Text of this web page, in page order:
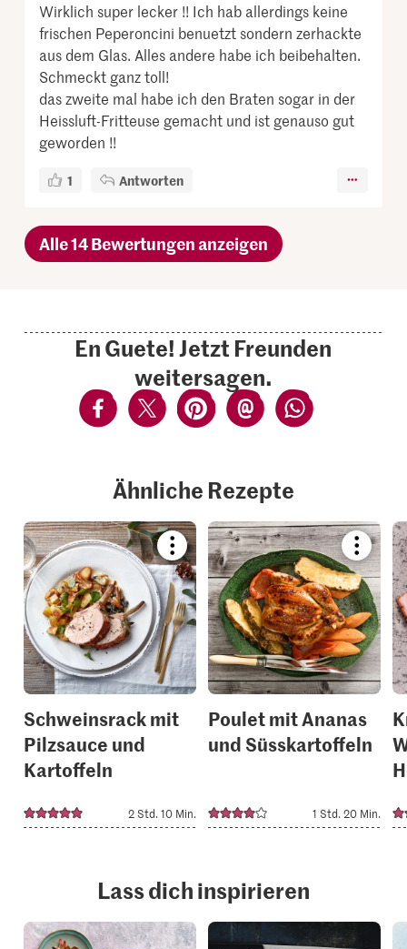
Wirklich super lecker !! Ich hab allerdings keine
frischen Peperoncini benuetzt sondern zerhackte
aus dem Glas. Alles andere habe ich beibehalten.
Schmeckt ganz toll!
das zweite mal habe ich den Braten sogar in der
Heissluft-Fritteuse gemacht und ist genauso gut
geworden !!
1 Antworten
Alle 14 Bewertungen anzeigen
En Guete! Jetzt Freunden
weitersagen.
Ähnliche Rezepte
Bookmark
recipe
or
add
it
to
your
collections.
Schweinsrack mit
Pilzsauce und
Kartoffeln
2 Std. 10 Min.
recipe
or
add
it
to
your
Poulet mit Ananas
und Süsskartoffeln
1 Std. 20 Min.
Lass dich inspirieren